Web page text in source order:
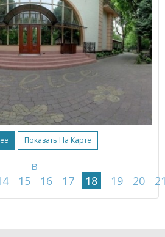
Показать На Карте
в
15 16 17 18 19 20